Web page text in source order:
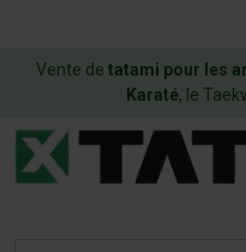
Vente de tatami pour les
Karaté, le